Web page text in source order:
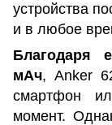
устройства
и в любое
Благодаря
мАч, Anker
смартфон
момент.